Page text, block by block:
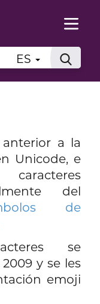
ES
a la
Unicode, e
del
de
se
y se les
emoji